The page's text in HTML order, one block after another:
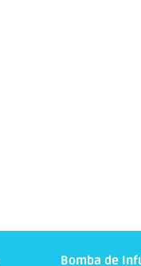
Bomba de